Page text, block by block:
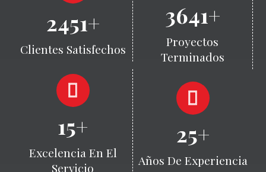
2451+
Clientes Satisfechos
3641+
Proyectos
Terminados
15+
Excelencia En El
Servicio
25+
Años De Experiencia